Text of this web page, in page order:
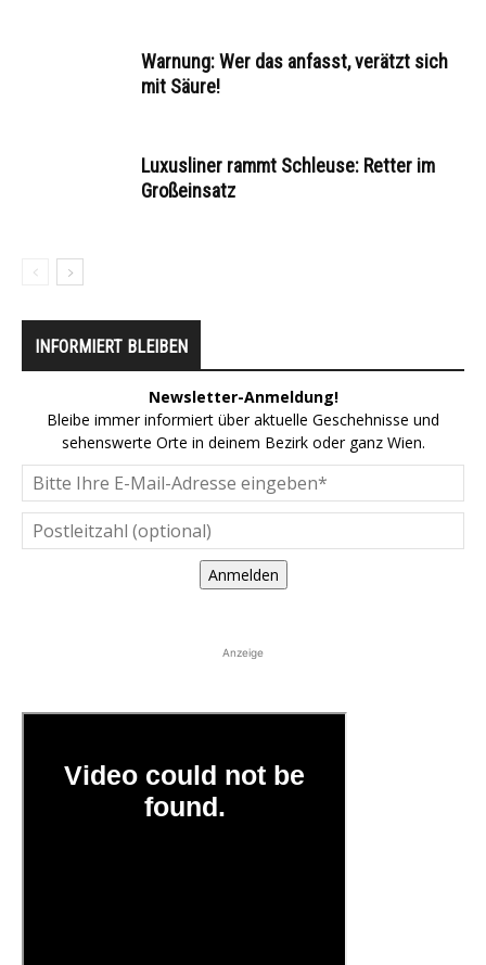
Warnung: Wer das anfasst, verätzt sich
mit Säure!
Luxusliner rammt Schleuse: Retter im
Großeinsatz
INFORMIERT BLEIBEN
Newsletter-Anmeldung!
Bleibe immer informiert über aktuelle Geschehnisse und
sehenswerte Orte in deinem Bezirk oder ganz Wien.
Anmelden
Anzeige